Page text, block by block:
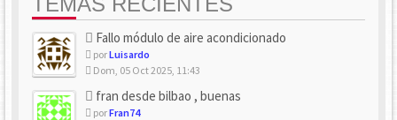
Fallo módulo de aire acondicionado
porLuisardo
Dom, 05 Oct 2025, 11:43
fran desde bilbao , buenas
porFran74